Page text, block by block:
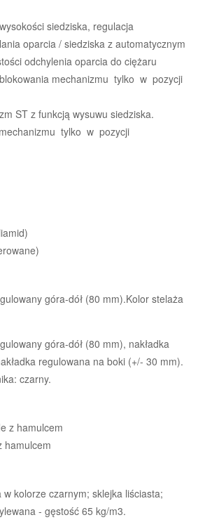
siedziska, regulacja
oparcia / siedziska z automatycznym
odchylenia oparcia do ciężaru
mechanizmu tylko w pozycji
ST z funkcją wysuwu siedziska.
tylko w pozycji
góra-dół (80 mm).Kolor stelaża
góra-dół (80 mm), nakładka
regulowana na boki (+/- 30 mm).
czarny.
z hamulcem
hamulcem
kolorze czarnym; sklejka liściasta;
- gęstość 65 kg/m3.